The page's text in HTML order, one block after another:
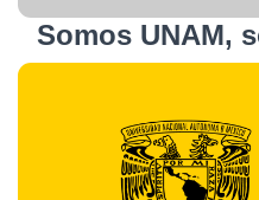
Somos UNAM,